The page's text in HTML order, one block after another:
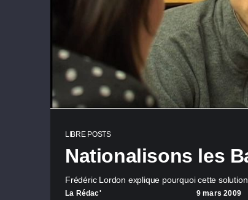
LIBRE POSTS
Nationalisons les
Frédéric Lordon explique pourquoi cette
La Rédac' 9 mars 2009